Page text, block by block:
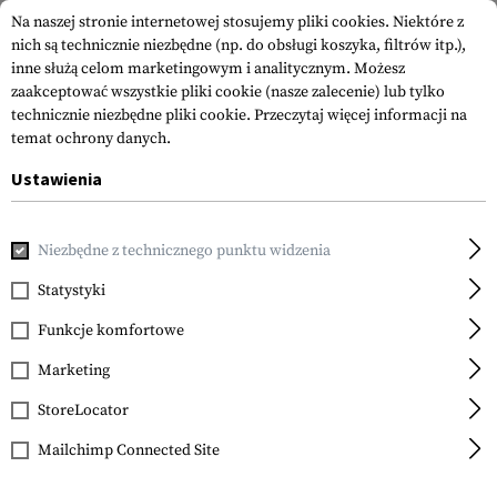
Nie znaleziono żadnych produktów.
Na naszej stronie internetowej stosujemy pliki cookies. Niektóre z
nich są technicznie niezbędne (np. do obsługi koszyka, filtrów itp.),
inne służą celom marketingowym i analitycznym. Możesz
zaakceptować wszystkie pliki cookie (nasze zalecenie) lub tylko
technicznie niezbędne pliki cookie. Przeczytaj więcej informacji na
temat ochrony danych.
Ustawienia
Niezbędne z technicznego punktu widzenia
Statystyki
Funkcje komfortowe
Marketing
StoreLocator
Mailchimp Connected Site